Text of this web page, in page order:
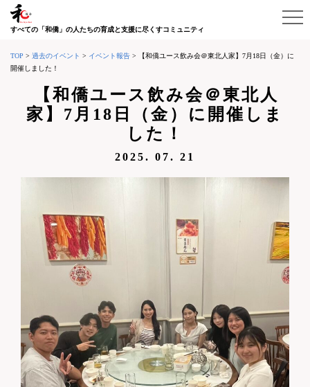
すべての「和僑」の人たちの育成と支援に尽くすコミュニティ
TOP > 過去のイベント > イベント報告 >
【和僑ユース飲み会＠東北人家】7月18日（金）に
開催しました！
【和僑ユース飲み会＠東北人
家】7月18日（金）に開催しま
した！
2025. 07. 21